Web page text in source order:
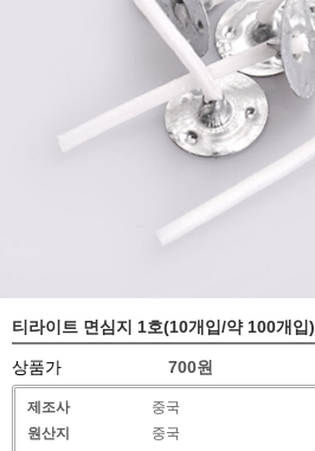
티라이트 면심지 1호(10개입/약 100개입)
상품가 700원
제조사
중국
원산지
중국